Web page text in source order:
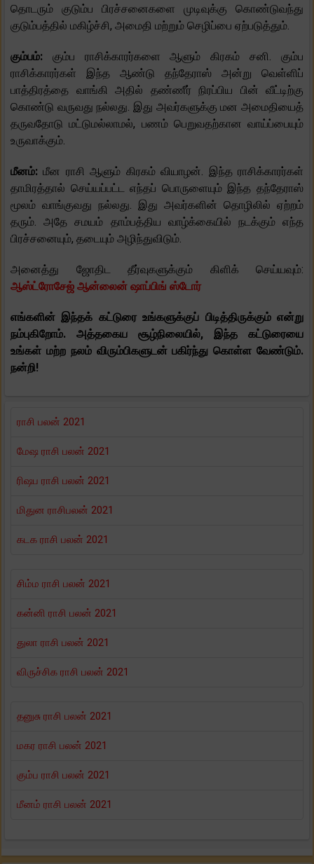
தொடரும் குடும்ப பிரச்சனைகளை முடிவுக்கு கொண்டுவந்து
குடும்பத்தில் மகிழ்ச்சி, அமைதி மற்றும் செழிப்பை ஏற்படுத்தும்.
கும்பம்: கும்ப ராசிக்காரர்களை ஆளும் கிரகம் சனி. கும்ப
ராசிக்காரர்கள் இந்த ஆண்டு தந்தேராஸ் அன்று வெள்ளிப்
பாத்திரத்தை வாங்கி அதில் தண்ணீர் நிரப்பிய பின் வீட்டிற்கு
கொண்டு வருவது நல்லது. இது அவர்களுக்கு மன அமைதியைத்
தருவதோடு மட்டுமல்லாமல், பணம் பெறுவதற்கான வாய்ப்பையும்
உருவாக்கும்.
மீனம்: மீன ராசி ஆளும் கிரகம் வியாழன். இந்த ராசிக்காரர்கள்
தாமிரத்தால் செய்யப்பட்ட எந்தப் பொருளையும் இந்த தந்தேராஸ்
மூலம் வாங்குவது நல்லது. இது அவர்களின் தொழிலில் ஏற்றம்
தரும். அதே சமயம் தாம்பத்திய வாழ்க்கையில் நடக்கும் எந்த
பிரச்சனையும், தடையும் அழிந்துவிடும்.
அனைத்து ஜோதிட தீர்வுகளுக்கும் கிளிக் செய்யவும்:
ஆஸ்ட்ரோசேஜ் ஆன்லைன் ஷாப்பிங் ஸ்டோர்
எங்களின் இந்தக் கட்டுரை உங்களுக்குப் பிடித்திருக்கும் என்று
நம்புகிறோம். அத்தகைய சூழ்நிலையில், இந்த கட்டுரையை
உங்கள் மற்ற நலம் விரும்பிகளுடன் பகிர்ந்து கொள்ள வேண்டும்.
நன்றி!
ராசி பலன் 2021
மேஷ ராசி பலன் 2021
ரிஷப ராசி பலன் 2021
மிதுன ராசிபலன் 2021
கடக ராசி பலன் 2021
சிம்ம ராசி பலன் 2021
கன்னி ராசி பலன் 2021
துலா ராசி பலன் 2021
விருச்சிக ராசி பலன் 2021
தனுசு ராசி பலன் 2021
மகர ராசி பலன் 2021
கும்ப ராசி பலன் 2021
மீனம் ராசி பலன் 2021